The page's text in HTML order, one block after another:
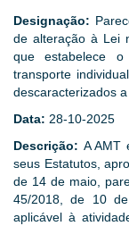
Designação:
de alteração à Lei
que estabelece
transporte
descaracterizados
Data: 28-10-2025
Descrição: A AMT
seus Estatutos,
de 14 de maio,
45/2018, de 10
aplicável à